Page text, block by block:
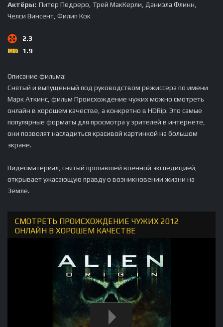
Актёры: Питер Педреро, Трей МакКерли, Даниэла Флинн,
Челси Винсент, Филип Кок
2.3
1.9
Описание фильма:
Снятый и выпущенный под руководством режиссера по имени
Марк Аткинс, фильм Происхождение чужих можно смотреть
онлайн в хорошем качестве, а конкретно в HDRip. Это самые
популярные форматы для просмотра у зрителей в интернете,
они позволят насладиться красивой картинкой на большом
экране.
Видеоматериал, снятый пропавшей военной экспедицией,
открывает ужасающую правду о возникновении жизни на
Земле.
СМОТРЕТЬ ПРОИСХОЖДЕНИЕ ЧУЖИХ 2012
ОНЛАЙН В ХОРОШЕМ КАЧЕСТВЕ